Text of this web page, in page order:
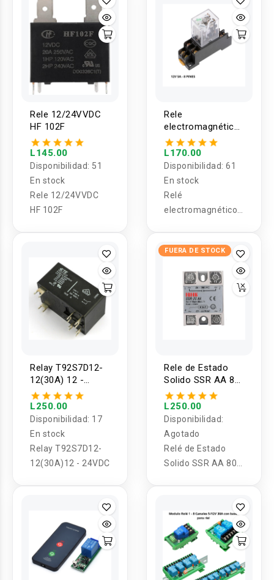
Rele 12/24VVDC
HF 102F
L145.00
Disponibilidad: 51
En stock
Rele 12/24VVDC
HF 102F
Rele
electromagnético
12/24V DC -
110VAC 5A 8 y 11
pines con base
para riel DIN
L170.00
Disponibilidad: 61
En stock
Relé
electromagnético
pines con base
para riel DIN
Relay T92S7D12-
12(30A) 12 -
24VDC
L250.00
Disponibilidad: 17
En stock
Relay T92S7D12-
12(30A)12 - 24VDC
FUERA DE STOCK
Rele de Estado
Solido SSR AA 80-
250 VAC 25A
L250.00
Disponibilidad:
Agotado
Relé de Estado
Solido SSR AA 80-